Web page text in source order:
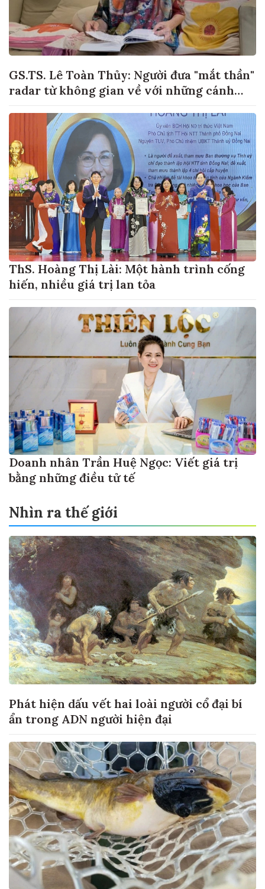
GS.TS. Lê Toàn Thủy: Người đưa "mắt thần"
radar từ không gian về với những cánh
ThS. Hoàng Thị Lài: Một hành trình cống
hiến, nhiều giá trị lan tỏa
Doanh nhân Trần Huệ Ngọc: Viết giá trị
bằng những điều tử tế
Nhìn ra thế giới
Phát hiện dấu vết hai loài người cổ đại bí
ẩn trong ADN người hiện đại